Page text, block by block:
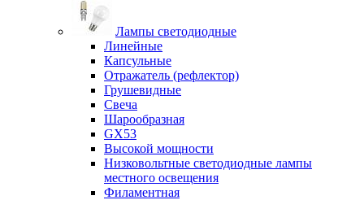
Лампы светодиодные
Линейные
Капсульные
Отражатель (рефлектор)
Грушевидные
Свеча
Шарообразная
GX53
Высокой мощности
Низковольтные светодиодные лампы
местного освещения
Филаментная